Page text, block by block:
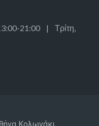
21:00 | Τρίτη,